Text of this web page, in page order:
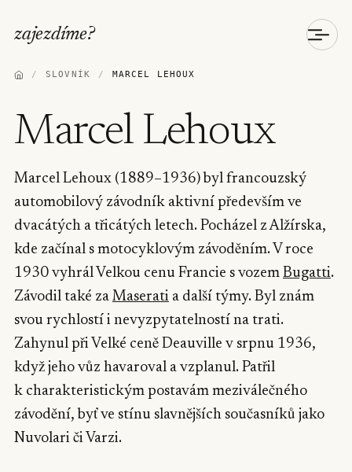
zajezdíme?
/ SLOVNÍK / MARCEL LEHOUX
Marcel Lehoux
Marcel Lehoux (1889–1936) byl francouzský
automobilový závodník aktivní především ve
dvacátých a třicátých letech. Pocházel z Alžírska,
kde začínal s motocyklovým závoděním. V roce
1930 vyhrál Velkou cenu Francie s vozem Bugatti.
Závodil také za Maserati a další týmy. Byl znám
svou rychlostí i nevyzpytatelností na trati.
Zahynul při Velké ceně Deauville v srpnu 1936,
když jeho vůz havaroval a vzplanul. Patřil
k charakteristickým postavám meziválečného
závodění, byť ve stínu slavnějších současníků jako
Nuvolari či Varzi.